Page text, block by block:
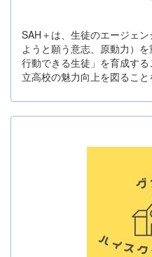
SAH＋は、生徒のエージェ
ようと願う意志、原動力）を
行動できる生徒」を育成す
立高校の魅力向上を図ること